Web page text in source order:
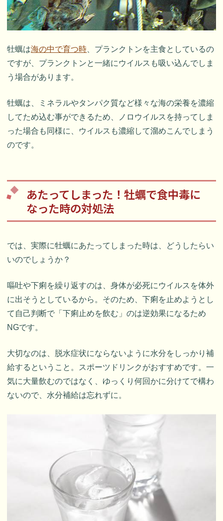
牡蠣は海の中で育つ時 、プランクトンを主食としているの
ですが、プランクトンと一緒にウイルスも吸い込んでしま
う場合があります。
牡蠣は、ミネラルやタンパク質など様々な海の栄養を濃縮
してため込む事ができるため、ノロウイルスを持ってしま
った場合も同様に、ウイルスも濃縮して溜めこんでしまう
のです。
あたってしまった！牡蠣で食中毒に
なった時の対処法
では、実際に牡蠣にあたってしまった時は、どうしたらい
いのでしょうか？
嘔吐や下痢を繰り返すのは、身体が必死にウイルスを体外
に出そうとしているから。そのため、下痢を止めようとし
て自己判断で「下痢止めを飲む」のは逆効果になるため
NGです。
大切なのは、脱水症状にならないように水分をしっかり補
給するということ。スポーツドリンクがおすすめです。一
気に大量飲むのではなく、ゆっくり何回かに分けてで構わ
ないので、水分補給は忘れずに。